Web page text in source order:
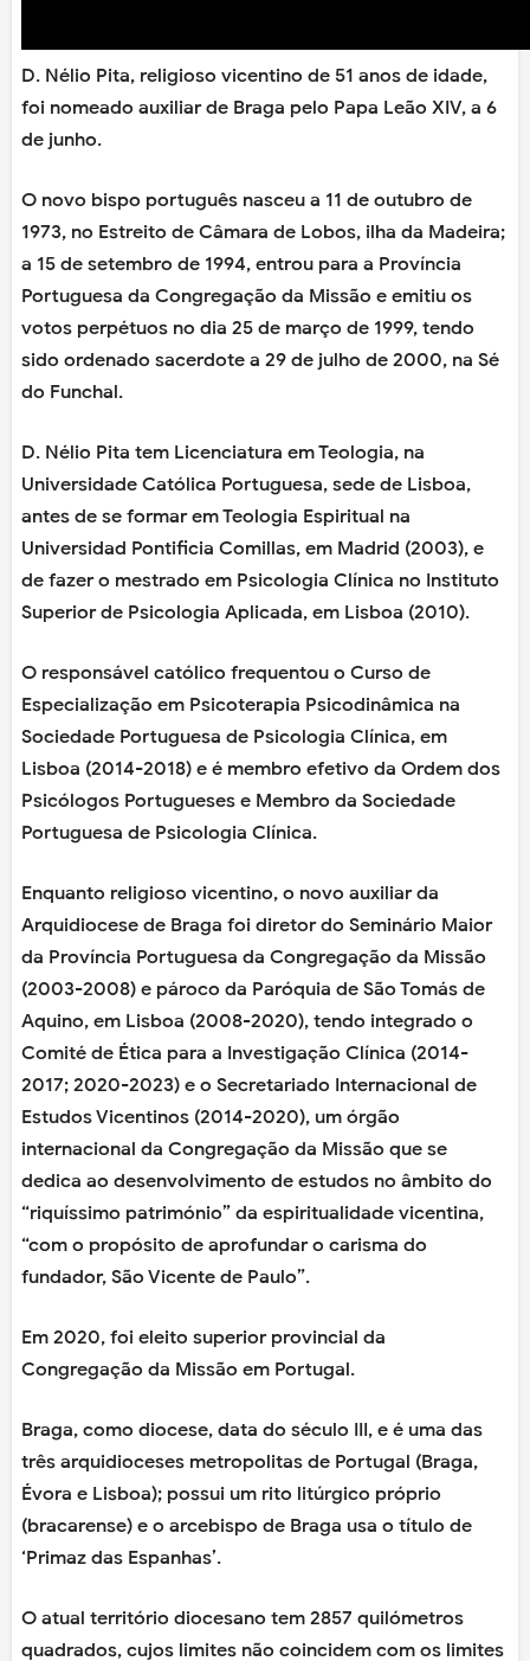
D. Nélio Pita, religioso vicentino de 51 anos de idade,
foi nomeado auxiliar de Braga pelo Papa Leão XIV, a 6
de junho.
O novo bispo português nasceu a 11 de outubro de
1973, no Estreito de Câmara de Lobos, ilha da Madeira;
a 15 de setembro de 1994, entrou para a Província
Portuguesa da Congregação da Missão e emitiu os
votos perpétuos no dia 25 de março de 1999, tendo
sido ordenado sacerdote a 29 de julho de 2000, na Sé
do Funchal.
D. Nélio Pita tem Licenciatura em Teologia, na
Universidade Católica Portuguesa, sede de Lisboa,
antes de se formar em Teologia Espiritual na
Universidad Pontificia Comillas, em Madrid (2003), e
de fazer o mestrado em Psicologia Clínica no Instituto
Superior de Psicologia Aplicada, em Lisboa (2010).
O responsável católico frequentou o Curso de
Especialização em Psicoterapia Psicodinâmica na
Sociedade Portuguesa de Psicologia Clínica, em
Lisboa (2014-2018) e é membro efetivo da Ordem dos
Psicólogos Portugueses e Membro da Sociedade
Portuguesa de Psicologia Clínica.
Enquanto religioso vicentino, o novo auxiliar da
Arquidiocese de Braga foi diretor do Seminário Maior
da Província Portuguesa da Congregação da Missão
(2003-2008) e pároco da Paróquia de São Tomás de
Aquino, em Lisboa (2008-2020), tendo integrado o
Comité de Ética para a Investigação Clínica (2014-
2017; 2020-2023) e o Secretariado Internacional de
Estudos Vicentinos (2014-2020), um órgão
internacional da Congregação da Missão que se
dedica ao desenvolvimento de estudos no âmbito do
“riquíssimo património” da espiritualidade vicentina,
“com o propósito de aprofundar o carisma do
fundador, São Vicente de Paulo”.
Em 2020, foi eleito superior provincial da
Congregação da Missão em Portugal.
Braga, como diocese, data do século III, e é uma das
três arquidioceses metropolitas de Portugal (Braga,
Évora e Lisboa); possui um rito litúrgico próprio
(bracarense) e o arcebispo de Braga usa o título de
‘Primaz das Espanhas’.
O atual território diocesano tem 2857 quilómetros
quadrados, cujos limites não coincidem com os limites